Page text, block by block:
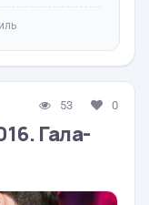
53 0
Гала-